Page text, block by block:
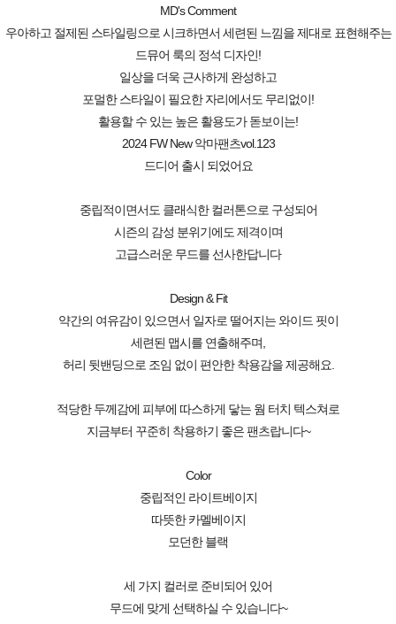
MD's Comment
우아하고 절제된 스타일링으로 시크하면서 세련된 느낌을 제대로 표현해주는
드뮤어 룩의 정석 디자인!
일상을 더욱 근사하게 완성하고
포멀한 스타일이 필요한 자리에서도 무리없이!
활용할 수 있는 높은 활용도가 돋보이는!
2024 FW New 악마팬츠vol.123
드디어 출시 되었어요
중립적이면서도 클래식한 컬러톤으로 구성되어
시즌의 감성 분위기에도 제격이며
고급스러운 무드를 선사한답니다
Design & Fit
약간의 여유감이 있으면서 일자로 떨어지는 와이드 핏이
세련된 맵시를 연출해주며,
허리 뒷밴딩으로 조임 없이 편안한 착용감을 제공해요.
적당한 두께감에 피부에 따스하게 닿는 웜 터치 텍스쳐로
지금부터 꾸준히 착용하기 좋은 팬츠랍니다~
Color
중립적인 라이트베이지
따뜻한 카멜베이지
모던한 블랙
세 가지 컬러로 준비되어 있어
무드에 맞게 선택하실 수 있습니다~